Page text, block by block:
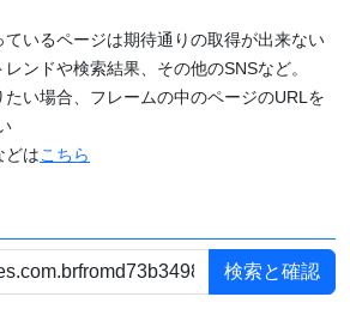
いるページは期待通りの取得が出来ない
ンドや検索結果、その他のSNSなど。
い場合、フレームの中のページのURLを
どはこちら